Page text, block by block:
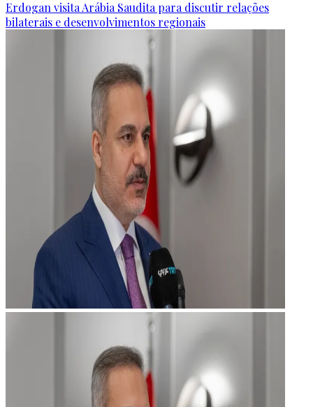
Erdogan visita Arábia Saudita para discutir relações
bilaterais e desenvolvimentos regionais